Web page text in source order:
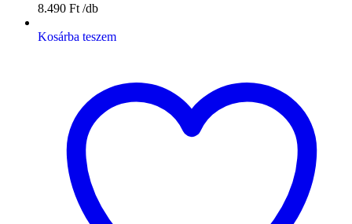
8.490 Ft
Kosárba teszem